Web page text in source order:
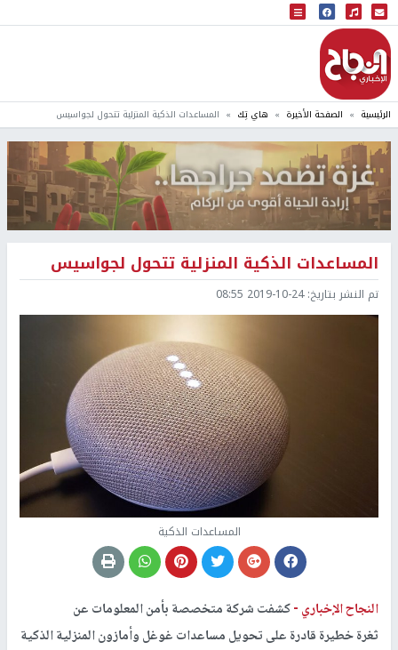
البث المباشر
إذاعة النجاح
الرئيسية الصفحة الأخيرة هاي تِك المساعدات الذكية المنزلية تتحول لجواسيس
المساعدات الذكية المنزلية تتحول لجواسيس
تم النشر بتاريخ:2019-10-24 08:55
المساعدات الذكية
النجاح الإخباري -كشفت شركة متخصصة بأمن المعلومات عن
ثغرة خطيرة قادرة على تحويل مساعدات غوغل وأمازون المنزلية الذكية